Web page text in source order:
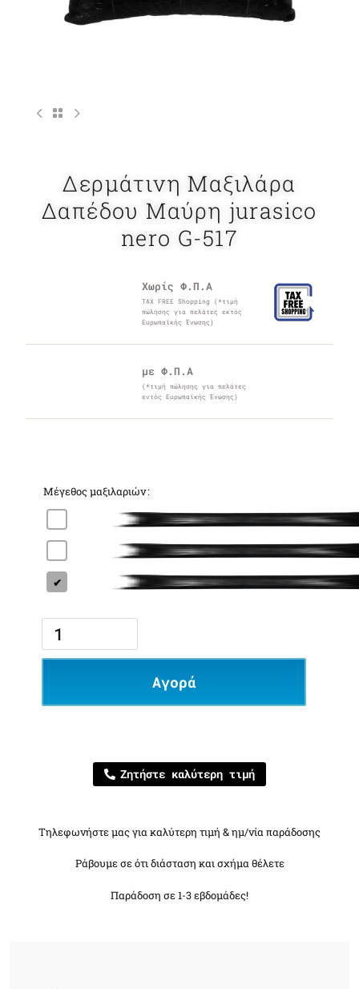
Δερμάτινη Μαξιλάρα
Δαπέδου Μαύρη jurasico
nero G-517
Χωρίς Φ.Π.Α
TAX FREE Shopping (*τιμή
πώλησης για πελάτες εκτός
Ευρωπαϊκής Ένωσης)
με Φ.Π.Α
(*τιμή πώλησης για πελάτες
εντός Ευρωπαϊκής Ένωσης)
Μέγεθος μαξιλαριών
Αγορά
Ζητήστε καλύτερη τιμή
Τηλεφωνήστε μας για καλύτερη τιμή & ημ/νία παράδοσης
Ράβουμε σε ότι διάσταση και σχήμα θέλετε
Παράδοση σε 1-3 εβδομάδες!